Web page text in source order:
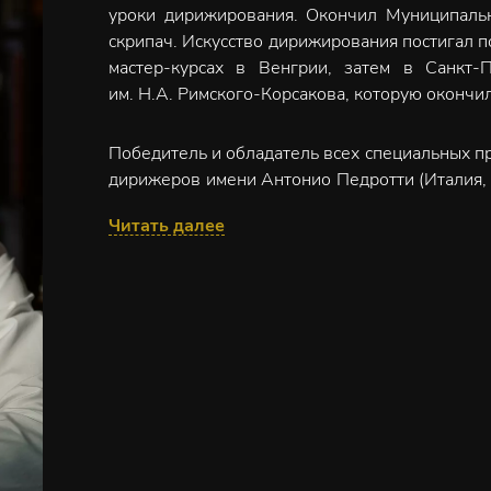
уроки дирижирования. Окончил
скрипач. Искусство дирижирования
мастер-курсах в Венгрии, затем в Санкт-
им. Н.А. Римского-Корсакова, которую
Победитель и обладатель всех специальных
дирижеров имени Антонио Педротти
2011). В 2021 году стал лауреатом
Читать далее